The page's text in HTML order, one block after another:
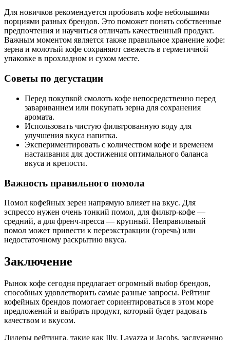
Для новичков рекомендуется пробовать кофе небольшими
порциями разных брендов. Это поможет понять собственные
предпочтения и научиться отличать качественный продукт.
Важным моментом является также правильное хранение кофе:
зерна и молотый кофе сохраняют свежесть в герметичной
упаковке в прохладном и сухом месте.
Советы по дегустации
Перед покупкой смолоть кофе непосредственно перед
завариванием или покупать зерна для сохранения
аромата.
Использовать чистую фильтрованную воду для
улучшения вкуса напитка.
Экспериментировать с количеством кофе и временем
настаивания для достижения оптимального баланса
вкуса и крепости.
Важность правильного помола
Помол кофейных зерен напрямую влияет на вкус. Для
эспрессо нужен очень тонкий помол, для фильтр-кофе —
средний, а для френч-пресса — крупный. Неправильный
помол может привести к переэкстракции (горечь) или
недостаточному раскрытию вкуса.
Заключение
Рынок кофе сегодня предлагает огромный выбор брендов,
способных удовлетворить самые разные запросы. Рейтинг
кофейных брендов помогает сориентироваться в этом море
предложений и выбрать продукт, который будет радовать
качеством и вкусом.
Лидеры рейтинга, такие как Illy, Lavazza и Jacobs, заслуженно